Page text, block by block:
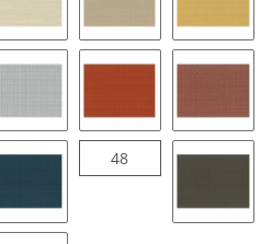
24 34 35
16 49 43
58
4848